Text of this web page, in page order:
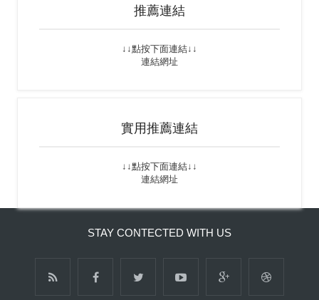
推薦連結
↓↓點按下面連結↓↓
連結網址
實用推薦連結
↓↓點按下面連結↓↓
連結網址
STAY CONTECTED WITH US